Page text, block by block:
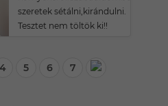
szeretek sétálni,kirándulni.
Tesztet nem töltök ki!!
4 5 6 7